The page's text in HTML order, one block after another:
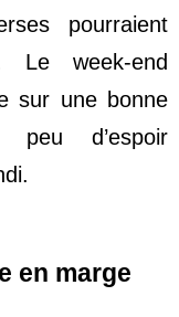
pourraient
Le week-end
sur une bonne
d’espoir
en marge